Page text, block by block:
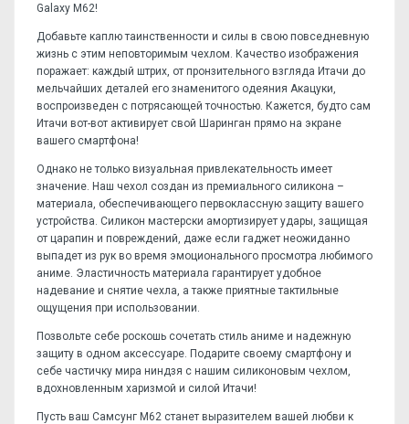
Galaxy M62!
Добавьте каплю таинственности и силы в свою повседневную
жизнь с этим неповторимым чехлом. Качество изображения
поражает: каждый штрих, от пронзительного взгляда Итачи до
мельчайших деталей его знаменитого одеяния Акацуки,
воспроизведен с потрясающей точностью. Кажется, будто сам
Итачи вот-вот активирует свой Шаринган прямо на экране
вашего смартфона!
Однако не только визуальная привлекательность имеет
значение. Наш чехол создан из премиального силикона –
материала, обеспечивающего первоклассную защиту вашего
устройства. Силикон мастерски амортизирует удары, защищая
от царапин и повреждений, даже если гаджет неожиданно
выпадет из рук во время эмоционального просмотра любимого
аниме. Эластичность материала гарантирует удобное
надевание и снятие чехла, а также приятные тактильные
ощущения при использовании.
Позвольте себе роскошь сочетать стиль аниме и надежную
защиту в одном аксессуаре. Подарите своему смартфону и
себе частичку мира ниндзя с нашим силиконовым чехлом,
вдохновленным харизмой и силой Итачи!
Пусть ваш Самсунг М62 станет выразителем вашей любви к